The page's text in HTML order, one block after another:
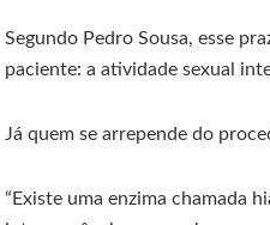
Segundo Pedro Sousa, esse
paciente: a atividade sexual
Já quem se arrepende do
“Existe uma enzima chamada